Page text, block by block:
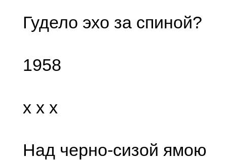
Гудело эхо за спиной?
1958
x x x
Над черно-сизой ямою